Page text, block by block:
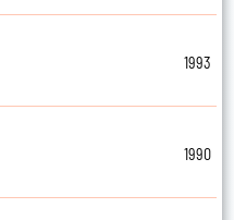
1993
1990